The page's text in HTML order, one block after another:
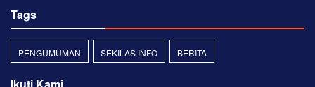
Tags
PENGUMUMAN SEKILAS INFO BERITA